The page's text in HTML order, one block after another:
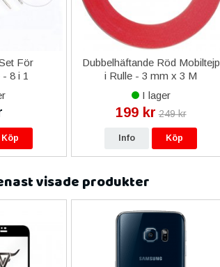
För
8 i 1
Köp
Dubbelhäftande Röd Mobiltejp
i Rulle - 3 mm x 3 M
I lager
199 kr 249 kr
Info Köp
visade produkter